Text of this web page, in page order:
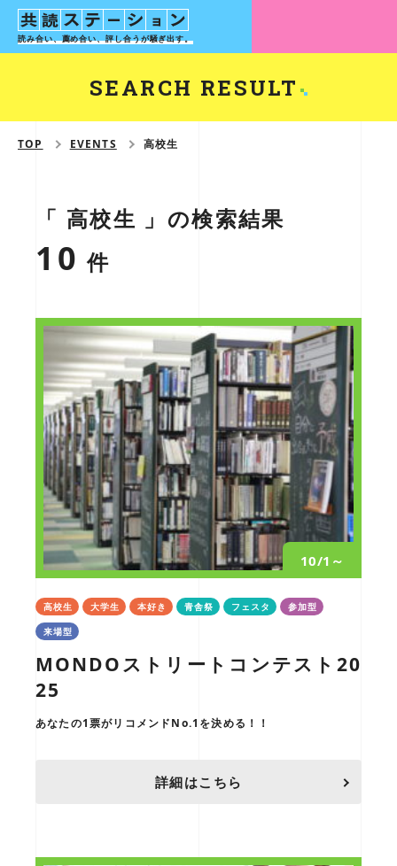
読み合い、薦め合い、評し合うが騒ぎ出す。
SEARCH RESULT
TOP EVENTS 高校生
「 高校生 」の検索結果
10 件
10/1～
高校生 大学生 本好き 青舎祭 フェスタ
参加型
来場型
MONDOストリートコンテスト20
25
あなたの1票がリコメンドNo.1を決める！！
詳細はこちら